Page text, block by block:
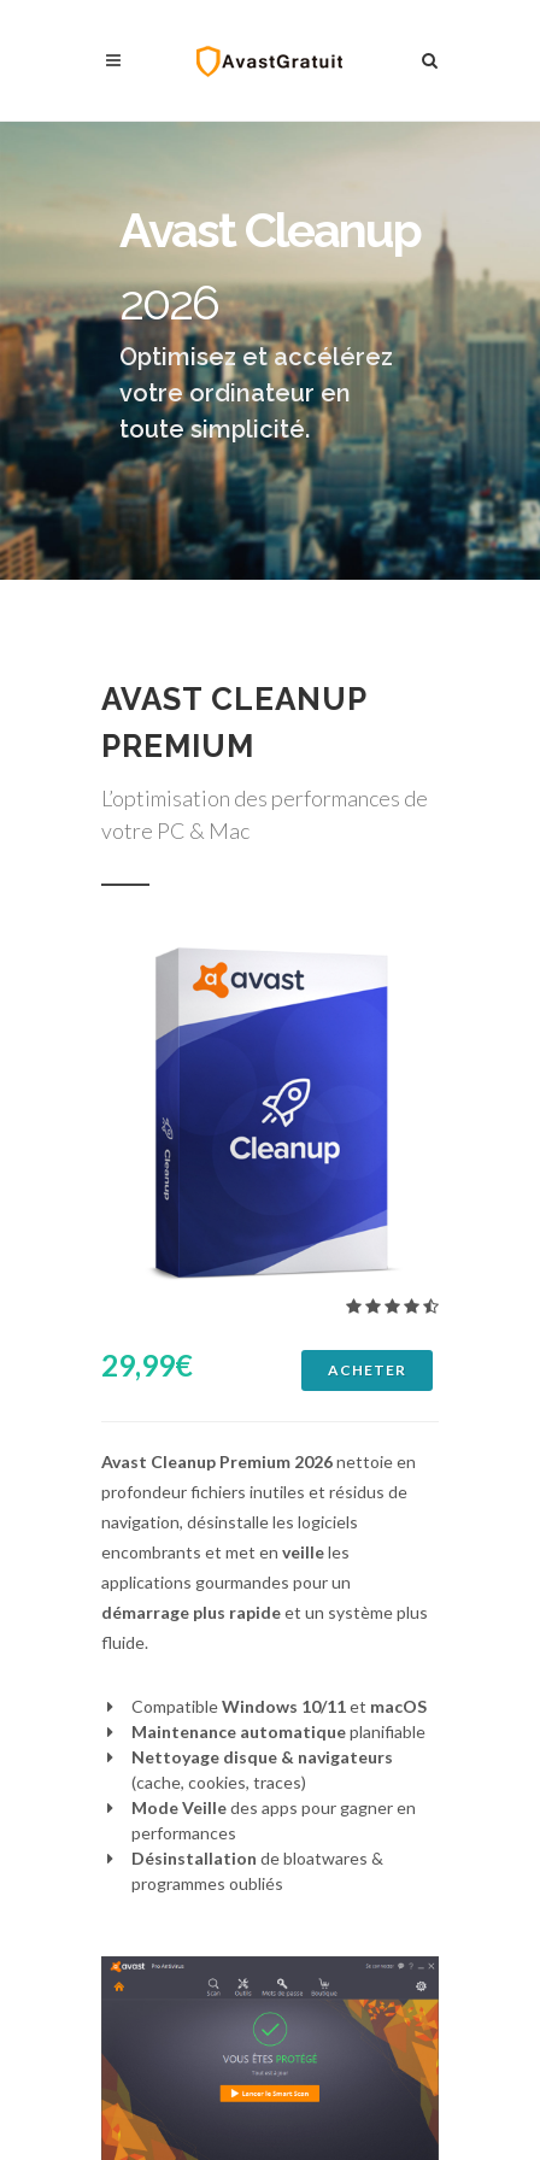
Avast Cleanup
2026
Optimisez et accélérez
votre ordinateur en
toute simplicité.
AVAST CLEANUP
PREMIUM
L’optimisation des performances de
votre PC & Mac
29,99€ ACHETER
Avast Cleanup Premium 2026nettoie en
profondeur fichiers inutiles et résidus de
navigation, désinstalle les logiciels
encombrants et met en veilleles
applications gourmandes pour un
démarrage plus rapideet un système plus
fluide.
CompatibleWindows 10/11et macOS
Maintenance automatiqueplanifiable
Nettoyage disque & navigateurs
(cache, cookies, traces)
Mode Veilledes apps pour gagner en
performances
Désinstallation de bloatwares &
programmes oubliés